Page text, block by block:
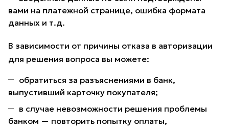
вами на платежной странице, ошибка формата
данных и т.д.
В зависимости от причины отказа в авторизации
для решения вопроса вы можете:
обратиться за разъяснениями в банк,
выпустивший карточку покупателя;
в случае невозможности решения проблемы
банком — повторить попытку оплаты,